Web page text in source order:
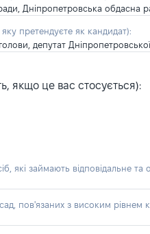
Дніпропетровська обдасна
претендуєте як кандидат):
депутат
якщо це вас стосується):
які займають відповідальне та
пов'язаних з високим рівнем